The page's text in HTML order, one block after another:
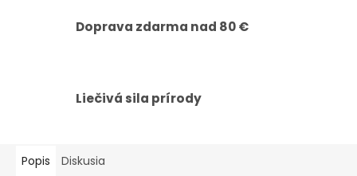
Doprava zdarma nad 80 €
Liečivá sila prírody
Popis Diskusia